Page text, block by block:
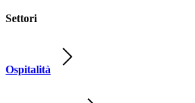
Settori
Ospitalità